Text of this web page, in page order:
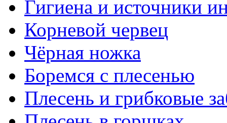
Гигиена и источники
Корневой червец
Чёрная ножка
Боремся с плесенью
Плесень и грибковые